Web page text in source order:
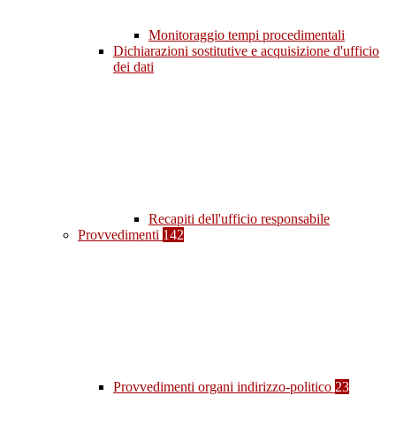
Monitoraggio tempi procedimentali
Dichiarazioni sostitutive e acquisizione d'ufficio
dei dati
Recapiti dell'ufficio responsabile
Provvedimenti 142
Provvedimenti organi indirizzo-politico 23